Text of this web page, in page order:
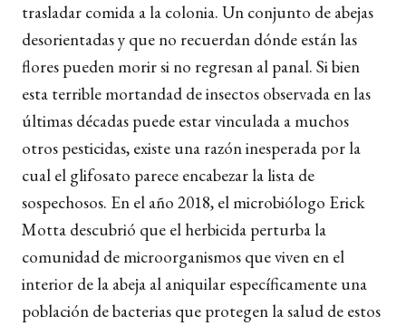
trasladar comida a la colonia. Un conjunto de abejas
desorientadas y que no recuerdan dónde están las
flores pueden morir si no regresan al panal. Si bien
esta terrible mortandad de insectos observada en las
últimas décadas puede estar vinculada a muchos
otros pesticidas, existe una razón inesperada por la
cual el glifosato parece encabezar la lista de
sospechosos. En el año 2018, el microbiólogo Erick
Motta descubrió que el herbicida perturba la
comunidad de microorganismos que viven en el
interior de la abeja al aniquilar específicamente una
población de bacterias que protegen la salud de estos